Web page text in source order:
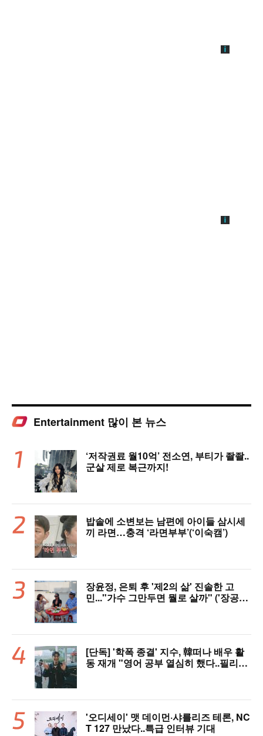
Entertainment 많이 본 뉴스
‘저작권료 월10억’ 전소연, 부티가 좔좔..
군살 제로 복근까지!
밥솥에 소변보는 남편에 아이들 삼시세
끼 라면…충격 ‘라면부부’(‘이숙캠’)
장윤정, 은퇴 후 '제2의 삶' 진솔한 고
민..."가수 그만두면 뭘로 살까" ('장공장
[단독] '학폭 종결' 지수, 韓떠나 배우 활
동 재개 "영어 공부 열심히 했다..필리핀
'오디세이' 맷 데이먼·샤를리즈 테론, NC
T 127 만났다..특급 인터뷰 기대